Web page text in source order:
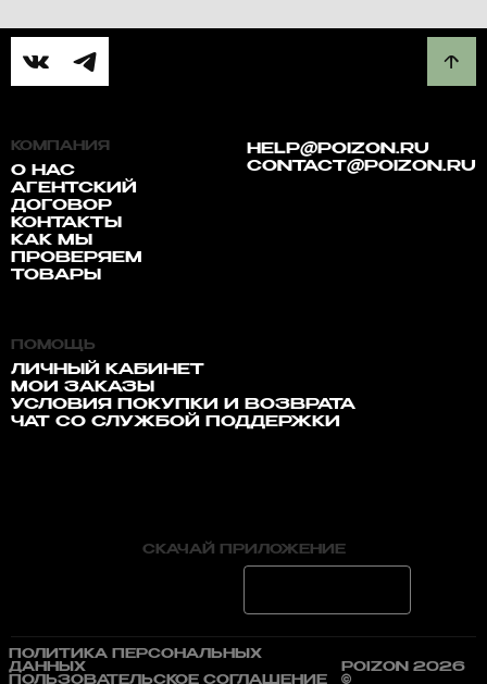
КОМПАНИЯ
О НАС
АГЕНТСКИЙ
ДОГОВОР
КОНТАКТЫ
КАК МЫ
ПРОВЕРЯЕМ
ТОВАРЫ
HELP@POIZON.RU
CONTACT@POIZON.RU
ПОМОЩЬ
ЛИЧНЫЙ КАБИНЕТ
МОИ ЗАКАЗЫ
УСЛОВИЯ ПОКУПКИ И ВОЗВРАТА
ЧАТ СО СЛУЖБОЙ ПОДДЕРЖКИ
СКАЧАЙ ПРИЛОЖЕНИЕ
ПОЛИТИКА ПЕРСОНАЛЬНЫХ
ДАННЫХ
ПОЛЬЗОВАТЕЛЬСКОЕ СОГЛАШЕНИЕ
POIZON 2026
©